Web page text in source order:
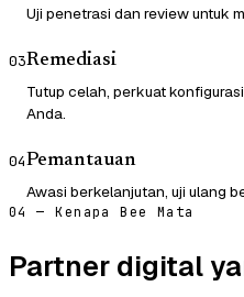
Uji penetrasi dan review untuk
03Remediasi
Tutup celah, perkuat
Anda.
04Pemantauan
Awasi berkelanjutan, uji ulang
04 — Kenapa Bee Mata
Partner digital